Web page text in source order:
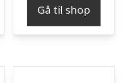
Gå til shop